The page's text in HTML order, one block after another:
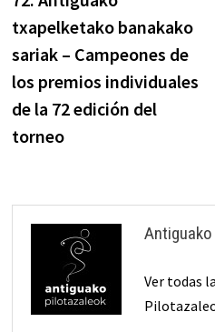
de
entradas
txapelketako banakako
sariak – Campeones de
los premios individuales
de la 72 edición del
torneo
Ver todas